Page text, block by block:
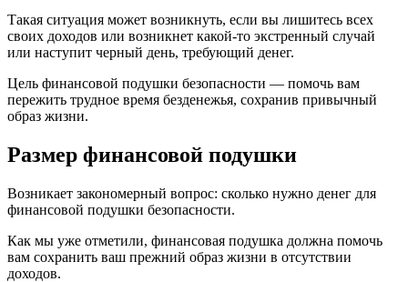
Такая ситуация может возникнуть, если вы лишитесь всех
своих доходов или возникнет какой-то экстренный случай
или наступит черный день, требующий денег.
Цель финансовой подушки безопасности — помочь вам
пережить трудное время безденежья, сохранив привычный
образ жизни.
Размер финансовой подушки
Возникает закономерный вопрос: сколько нужно денег для
финансовой подушки безопасности.
Как мы уже отметили, финансовая подушка должна помочь
вам сохранить ваш прежний образ жизни в отсутствии
доходов.